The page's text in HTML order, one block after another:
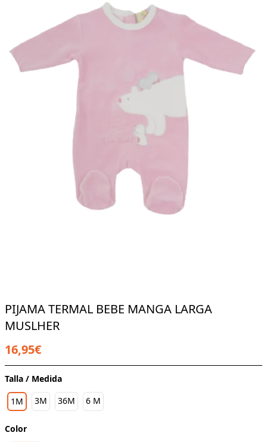
PIJAMA TERMAL BEBE MANGA LARGA
MUSLHER
16,95€
Talla / Medida
1M
3M 36M 6 M
Color